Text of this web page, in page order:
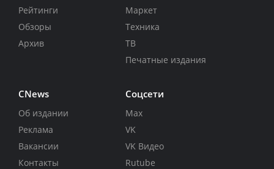
Рейтинги
Обзоры
Архив
Маркет
Техника
ТВ
Печатные издания
CNews
Об издании
Реклама
Вакансии
Контакты
Соцсети
Max
VK
VK Видео
Rutube